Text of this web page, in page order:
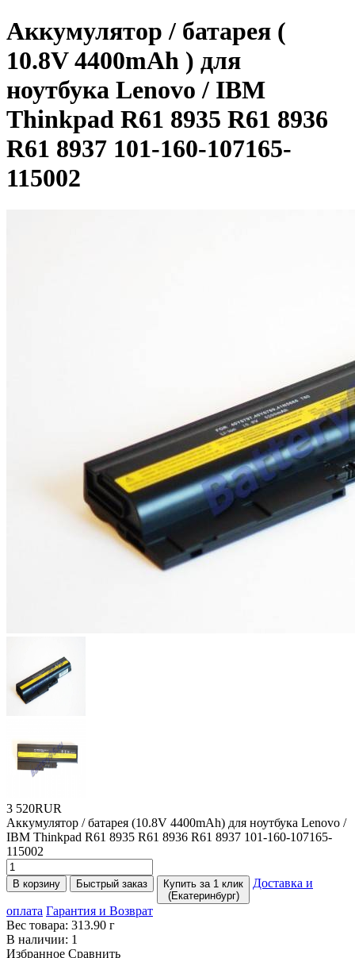
Аккумулятор / батарея (
10.8V 4400mAh ) для
ноутбука Lenovo / IBM
Thinkpad R61 8935 R61 8936
R61 8937 101-160-107165-
115002
3 520RUR
Аккумулятор / батарея (10.8V 4400mAh) для ноутбука Lenovo /
IBM Thinkpad R61 8935 R61 8936 R61 8937 101-160-107165-
115002
В корзину Быстрый заказ
Купить за 1 клик
(Екатеринбург)
Доставка и
оплата Гарантия и Возврат
Вес товара: 313.90 г
В наличии: 1
Избранное Сравнить